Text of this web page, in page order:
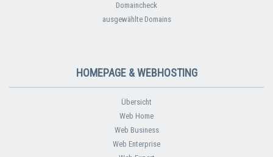
Domaincheck
ausgewählte Domains
HOMEPAGE & WEBHOSTING
Übersicht
Web Home
Web Business
Web Enterprise